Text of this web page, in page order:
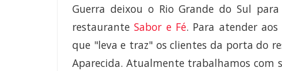
Guerra deixou o Rio Grande do Sul
restauranteSabor e Fé. Para atender
que "leva e traz" os clientes da porta do
Aparecida. Atualmente trabalhamos com